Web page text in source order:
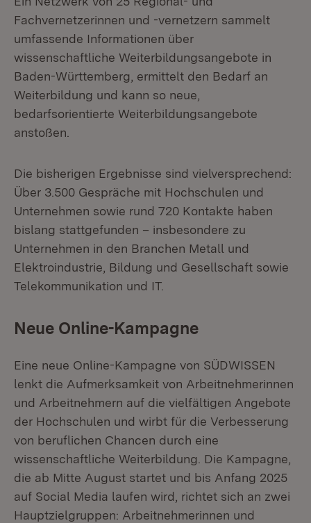
Fachvernetzerinnen und -vernetzern sammelt
umfassende Informationen über
wissenschaftliche Weiterbildungsangebote in
Baden-Württemberg, ermittelt den Bedarf an
Weiterbildung und kann so neue,
bedarfsorientierte Weiterbildungsangebote
anstoßen.
Die bisherigen Ergebnisse sind vielversprechend:
Über 3.500 Gespräche mit Hochschulen und
Unternehmen sowie rund 720 Kontakte haben
bislang stattgefunden – insbesondere zu
Unternehmen in den Branchen Metall und
Elektroindustrie, Bildung und Gesellschaft sowie
Telekommunikation und IT.
Neue Online-Kampagne
Eine neue Online-Kampagne von SÜDWISSEN
lenkt die Aufmerksamkeit von Arbeitnehmerinnen
und Arbeitnehmern auf die vielfältigen Angebote
der Hochschulen und wirbt für die Verbesserung
von beruflichen Chancen durch eine
wissenschaftliche Weiterbildung. Die Kampagne,
die ab Mitte August startet und bis Anfang 2025
auf Social Media laufen wird, richtet sich an zwei
Hauptzielgruppen: Arbeitnehmerinnen und